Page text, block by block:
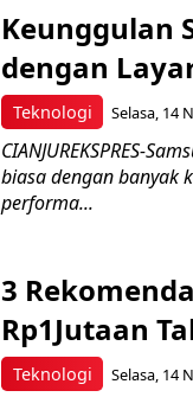
Teknologi
Keunggulan
dengan
Selasa, 14
CIANJUREKSPRES-
biasa dengan banyak
performa...
Teknologi
3
Rp1Jutaan
Selasa, 14